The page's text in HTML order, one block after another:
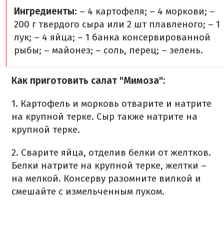
Ингредиенты: – 4 картофеля; – 4 моркови; –
200 г твердого сыра или 2 шт плавленого; – 1
лук; – 4 яйца; – 1 банка консервированной
рыбы; – майонез; – соль, перец; – зелень.
Как приготовить салат "Мимоза":
1. Картофель и морковь отварите и натрите
на крупной терке. Сыр также натрите на
крупной терке.
2. Сварите яйца, отделив белки от желтков.
Белки натрите на крупной терке, желтки –
на мелкой. Консерву разомните вилкой и
смешайте с измельченным луком.